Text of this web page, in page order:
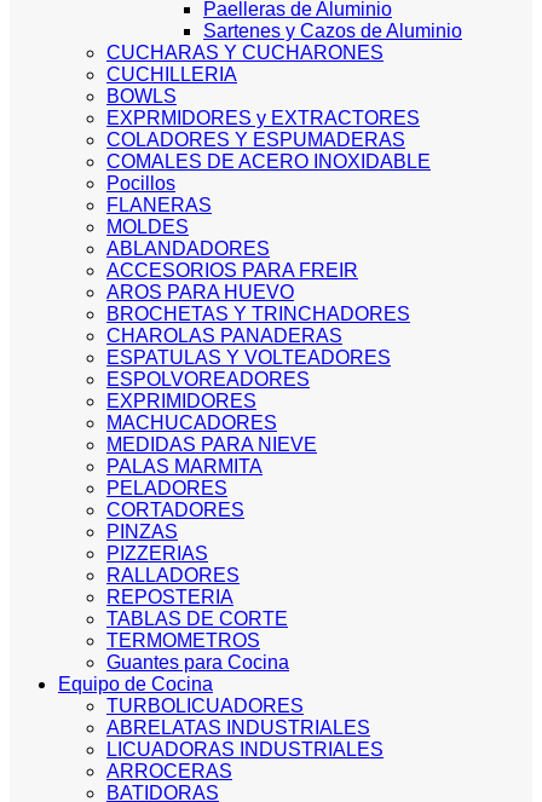
Paelleras de Aluminio
Sartenes y Cazos de Aluminio
CUCHARAS Y CUCHARONES
CUCHILLERIA
BOWLS
EXPRMIDORES y EXTRACTORES
COLADORES Y ESPUMADERAS
COMALES DE ACERO INOXIDABLE
Pocillos
FLANERAS
MOLDES
ABLANDADORES
ACCESORIOS PARA FREIR
AROS PARA HUEVO
BROCHETAS Y TRINCHADORES
CHAROLAS PANADERAS
ESPATULAS Y VOLTEADORES
ESPOLVOREADORES
EXPRIMIDORES
MACHUCADORES
MEDIDAS PARA NIEVE
PALAS MARMITA
PELADORES
CORTADORES
PINZAS
PIZZERIAS
RALLADORES
REPOSTERIA
TABLAS DE CORTE
TERMOMETROS
Guantes para Cocina
Equipo de Cocina
TURBOLICUADORES
ABRELATAS INDUSTRIALES
LICUADORAS INDUSTRIALES
ARROCERAS
BATIDORAS